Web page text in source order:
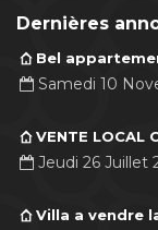
Dernières
Bel
Samedi 10
VENTE LOCAL
Jeudi 26 Juillet
Villa a vendre